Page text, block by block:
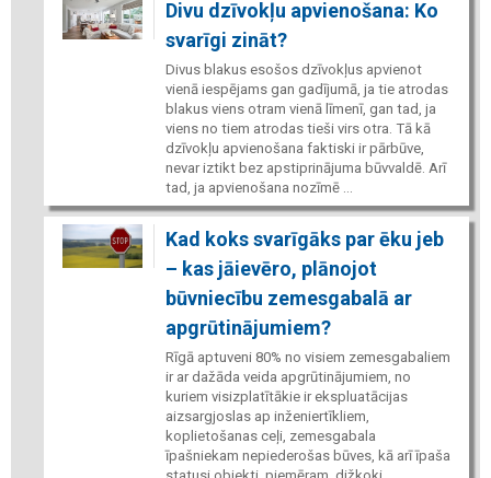
Divu dzīvokļu apvienošana: Ko
svarīgi zināt?
Divus blakus esošos dzīvokļus apvienot
vienā iespējams gan gadījumā, ja tie atrodas
blakus viens otram vienā līmenī, gan tad, ja
viens no tiem atrodas tieši virs otra. Tā kā
dzīvokļu apvienošana faktiski ir pārbūve,
nevar iztikt bez apstiprinājuma būvvaldē. Arī
tad, ja apvienošana nozīmē ...
Kad koks svarīgāks par ēku jeb
– kas jāievēro, plānojot
būvniecību zemesgabalā ar
apgrūtinājumiem?
Rīgā aptuveni 80% no visiem zemesgabaliem
ir ar dažāda veida apgrūtinājumiem, no
kuriem visizplatītākie ir ekspluatācijas
aizsargjoslas ap inženiertīkliem,
koplietošanas ceļi, zemesgabala
īpašniekam nepiederošas būves, kā arī īpaša
statusi objekti, piemēram, dižkoki.